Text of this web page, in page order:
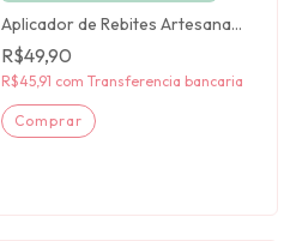
Aplicador de Rebites Artesana
Taller
R$49,90
R$45,91 com Transferencia bancaria